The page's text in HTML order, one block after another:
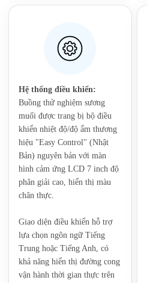
‌Hệ thống điều khiển:
Buồng thử nghiệm sương
muối được trang bị bộ điều
khiển nhiệt độ/độ ẩm thương
hiệu "Easy Control" (Nhật
Bản) nguyên bản với màn
hình cảm ứng LCD 7 inch độ
phân giải cao, hiển thị màu
chân thực.
Giao diện điều khiển hỗ trợ
lựa chọn ngôn ngữ Tiếng
Trung hoặc Tiếng Anh, có
khả năng hiển thị đường cong
vận hành thời gian thực trên